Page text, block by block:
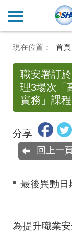
首頁
職安署訂
理3場次「
實務」課
分享
回上一
最後異動日
為提升職業